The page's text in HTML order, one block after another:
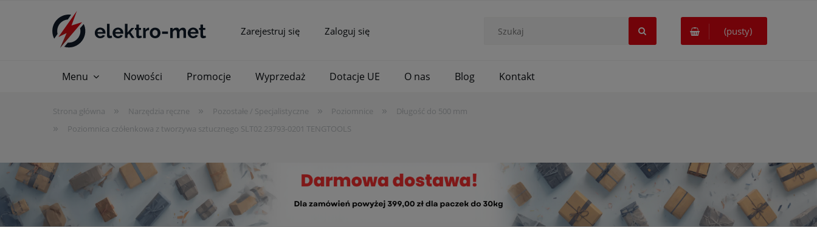
(pusty)
Zarejestruj się Zaloguj się
Menu Nowości Promocje Wyprzedaż Dotacje UE O nas Blog Kontakt
Strona główna » Narzędzia ręczne » Pozostałe / Specjalistyczne » Poziomnice » Długość do 500 mm
» Poziomnica czółenkowa z tworzywa sztucznego SLT02 23793-0201 TENGTOOLS